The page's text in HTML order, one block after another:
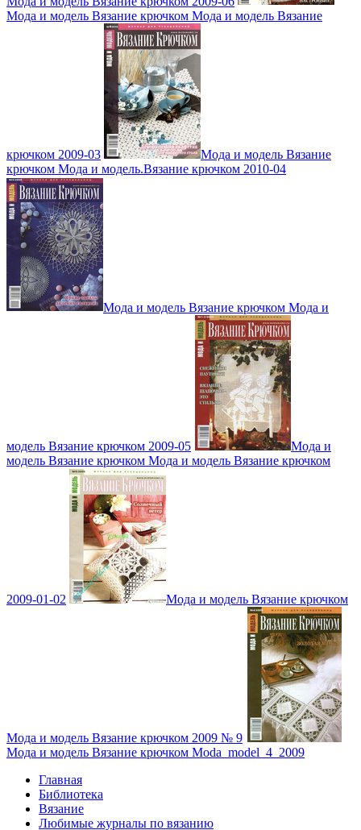
Мода и модель Вязание крючком Мода и модель Вязание
крючком 2009-03
Мода и модель Вязание
крючком Мода и модель.Вязание крючком 2010-04
Мода и модель Вязание крючком Мода и
модель Вязание крючком 2009-05
Мода и
модель Вязание крючком Мода и модель Вязание крючком
2009-01-02 Мода и модель Вязание крючком
Мода и модель Вязание крючком 2009 № 9
Мода и модель Вязание крючком Moda_model_4_2009
Главная
Библиотека
Вязание
Любимые журналы по вязанию